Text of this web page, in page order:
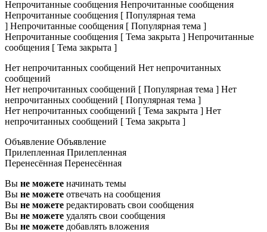
Непрочитанные сообщения Непрочитанные сообщения
Непрочитанные сообщения [ Популярная тема
] Непрочитанные сообщения [ Популярная тема ]
Непрочитанные сообщения [ Тема закрыта ] Непрочитанные
сообщения [ Тема закрыта ]
Нет непрочитанных сообщений Нет непрочитанных
сообщений
Нет непрочитанных сообщений [ Популярная тема ] Нет
непрочитанных сообщений [ Популярная тема ]
Нет непрочитанных сообщений [ Тема закрыта ] Нет
непрочитанных сообщений [ Тема закрыта ]
Объявление Объявление
Прилепленная Прилепленная
Перенесённая Перенесённая
Вы не можете начинать темы
Вы не можете отвечать на сообщения
Вы не можете редактировать свои сообщения
Вы не можете удалять свои сообщения
Вы не можете добавлять вложения